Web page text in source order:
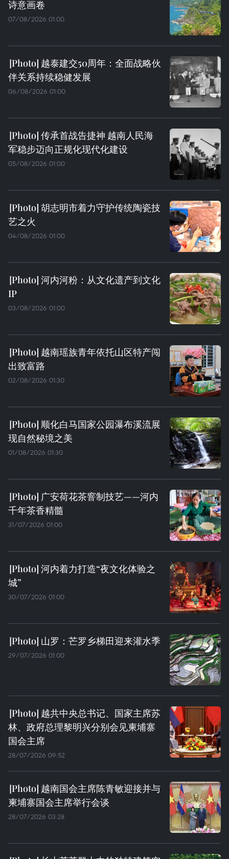
诗意画卷
07/08/2026 01:00
越泰建交50周年：全面战略伙
伴关系持续稳健发展
06/08/2026 01:00
传承首战告捷神 越南人民海
军稳步迈向正规化现代化建设
05/08/2026 01:00
胡志明市着力守护传统陶瓷技
艺之火
04/08/2026 01:00
河内河粉：从文化遗产到文化
IP
03/08/2026 01:00
越南瑶族青年依托山区特产闯
出致富路
02/08/2026 01:30
顺化白马国家公园瀑布溪流展
现自然秘境之美
01/08/2026 01:30
广安荷花茶窨制技艺——河内
千年茶香精髓
31/07/2026 01:00
河内着力打造“夜文化体验之
城”
30/07/2026 01:00
山罗：芒罗乡梯田迎来灌水季
29/07/2026 01:00
越共中央总书记、国家主席苏
林、政府总理黎明兴分别会见柬埔寨
国会主席
28/07/2026 09:52
越南国会主席陈青敏迎接并与
柬埔寨国会主席举行会谈
28/07/2026 03:28